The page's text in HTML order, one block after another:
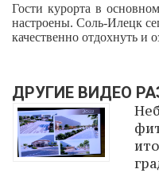
Гости курорта в
настроены. Соль‑Илецк
качественно отдохнуть и
ДРУГИЕ ВИДЕО